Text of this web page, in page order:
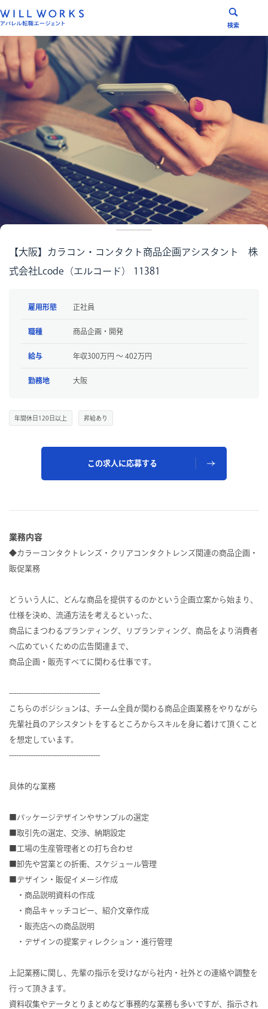
ン
テ
ン
ツ
ス
ッ
プ
検索
【大阪】カラコン・コンタクト商品企画アシスタント 株
式会社Lcode（エルコード） 11381
雇用形態 正社員
職種 商品企画・開発
給与 年収300万円 〜 402万円
勤務地 大阪
年間休日120日以上 昇給あり
この求人に応募する
業務内容
◆カラーコンタクトレンズ・クリアコンタクトレンズ関連の商品企画・
販促業務
どういう人に、どんな商品を提供するのかという企画立案から始まり、
仕様を決め、流通方法を考えるといった、
商品にまつわるブランディング、リブランディング、商品をより消費者
へ広めていくための広告関連まで、
商品企画・販売すべてに関わる仕事です。
--------------------------------------
こちらのポジションは、チーム全員が関わる商品企画業務をやりながら
先輩社員のアシスタントをするところからスキルを身に着けて頂くこと
を想定しています。
--------------------------------------
具体的な業務
■パッケージデザインやサンプルの選定
■取引先の選定、交渉、納期設定
■工場の生産管理者との打ち合わせ
■卸先や営業との折衝、スケジュール管理
■デザイン・販促イメージ作成
・商品説明資料の作成
・商品キャッチコピー、紹介文章作成
・販売店への商品説明
・デザインの提案ディレクション・進行管理
上記業務に関し、先輩の指示を受けながら社内・社外との連絡や調整を
行って頂きます。
資料収集やデータとりまとめなど事務的な業務も多いですが、指示され